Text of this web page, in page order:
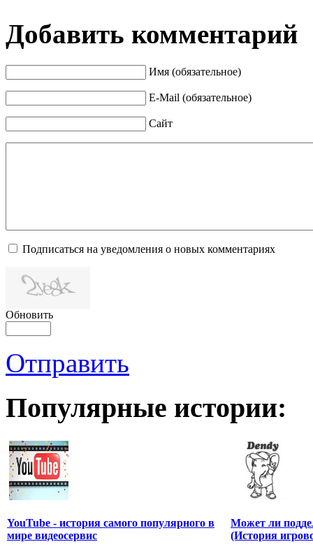
Добавить комментарий
Имя (обязательное)
E-Mail (обязательное)
Сайт
Подписаться на уведомления о новых комментариях
Обновить
Отправить
Популярные истории:
YouTube - история самого популярного в
мире видеосервис
Может ли
(История